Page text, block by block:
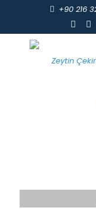
+90 216